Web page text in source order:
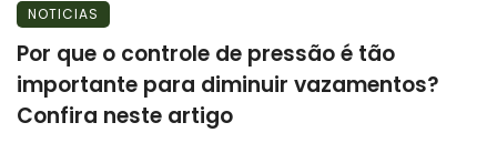
NOTICIAS
Por que o controle de pressão é tão
importante para diminuir vazamentos?
Confira neste artigo